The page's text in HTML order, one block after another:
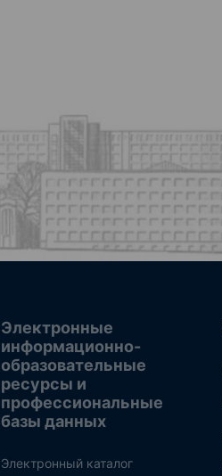
Электронные
информационно-
образовательные
ресурсы и
профессиональные
базы данных
Электронный каталог